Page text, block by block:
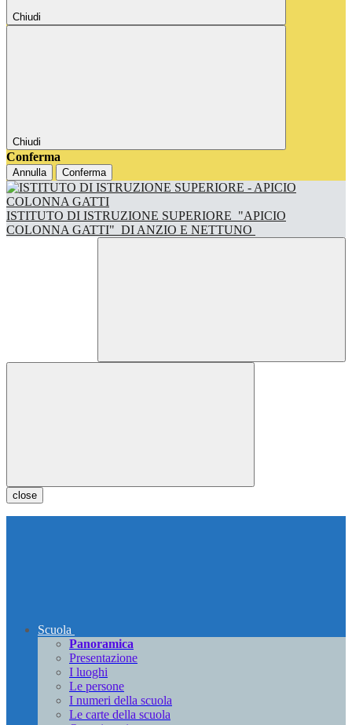
Chiudi
Chiudi
Conferma
Annulla Conferma
ISTITUTO DI ISTRUZIONE SUPERIORE "APICIO
COLONNA GATTI" DI ANZIO E NETTUNO
close
Scuola
Panoramica
Presentazione
I luoghi
Le persone
I numeri della scuola
Le carte della scuola